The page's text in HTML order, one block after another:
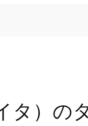
タ）の